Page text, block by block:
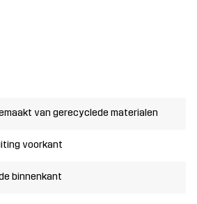
van gerecyclede materialen
voorkant
binnenkant